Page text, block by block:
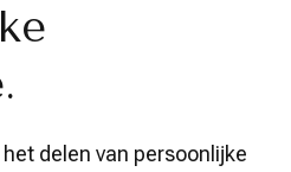
delen van persoonlijke